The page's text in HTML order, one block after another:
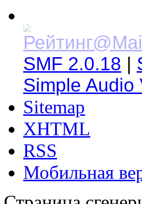
SMF 2.0.18 |
Simple Audio
Sitemap
XHTML
RSS
Мобильная